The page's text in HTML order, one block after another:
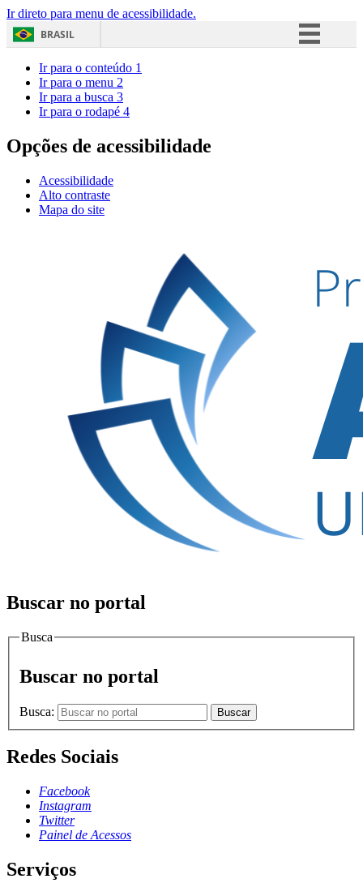
Ir direto para menu de acessibilidade.
BRASIL
Acesso à informação
Ir para o conteúdo 1
Ir para o menu 2
Ir para a busca 3
Ir para o rodapé 4
Opções de acessibilidade
Acessibilidade
Alto contraste
Mapa do site
Buscar no portal
Busca
Buscar no portal
Busca: Buscar
Redes Sociais
Facebook
Instagram
Twitter
Painel de Acessos
Serviços